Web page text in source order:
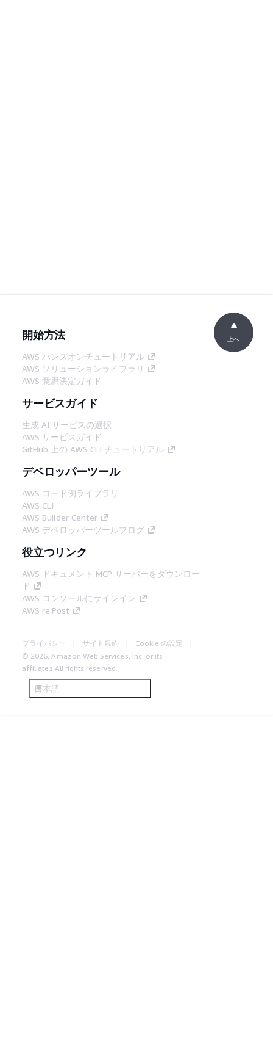
開始方法
AWS ハンズオンチュートリアル
AWS ソリューションライブラリ
AWS 意思決定ガイド
サービスガイド
生成 AI サービスの選択
AWS サービスガイド
GitHub 上の AWS CLI チュートリアル
デベロッパーツール
AWS コード例ライブラリ
AWS CLI
AWS Builder Center
AWS デベロッパーツールブログ
役立つリンク
AWS ドキュメント MCP サーバーをダウンロー
ド
AWS コンソールにサインイン
AWS re:Post
プライバシー サイト規約
Cookie の設定
© 2026, Amazon Web Services, Inc. or its
affiliates.All rights reserved.
日本語
上へ